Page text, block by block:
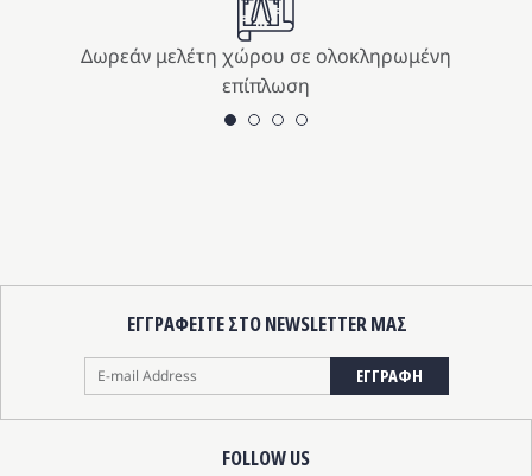
Δωρεάν μελέτη χώρου σε ολοκληρωμένη
επίπλωση
FOLLOW US
ΕΓΓΡΑΦΕΙΤΕ ΣΤΟ NEWSLETTER ΜΑΣ
ΕΓΓΡΑΦΗ